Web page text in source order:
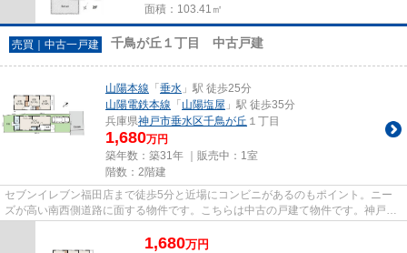
面積：103.41㎡
売買｜中古一戸建 千鳥が丘１丁目 中古戸建
山陽本線 「 垂水 」駅 徒歩25分
山陽電鉄本線 「 山陽塩屋 」駅 徒歩35分
兵庫県神戸市垂水区千鳥が丘 １丁目
1,680万円
築年数：築31年 ｜販売中： 1室
階数：2階建
セブンイレブン福田店まで徒歩5分と近場にコンビニがあるのもポイント。ニー
ズが高い南西側道路に面する物件です。こちらは中古の戸建て物件です。神戸市
1,680万円